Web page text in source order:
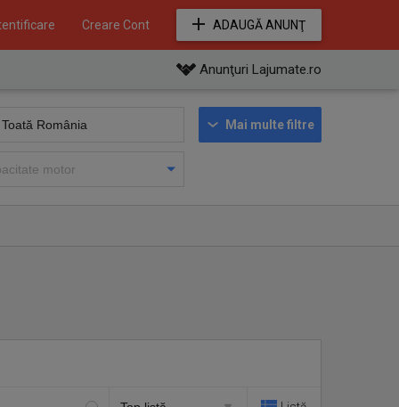
Creare Cont ADAUGĂ ANUNŢ
Anunţuri Lajumate.ro
Mai multe filtre